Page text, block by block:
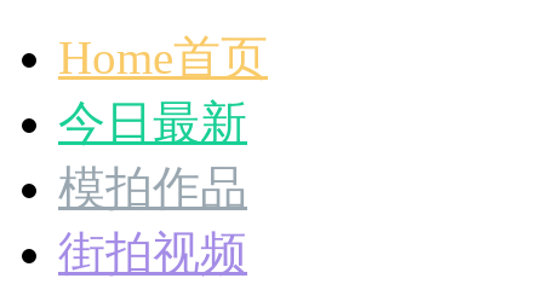
Home首页
今日最新
模拍作品
街拍视频